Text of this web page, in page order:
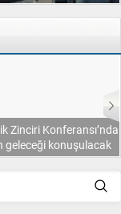
ilk Mercedes-Benz
banttan indirildi